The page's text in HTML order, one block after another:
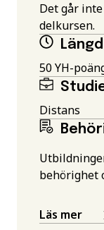
Det går
delkursen.
Längd
50 YH-
Distans
behörighet
Läs mer